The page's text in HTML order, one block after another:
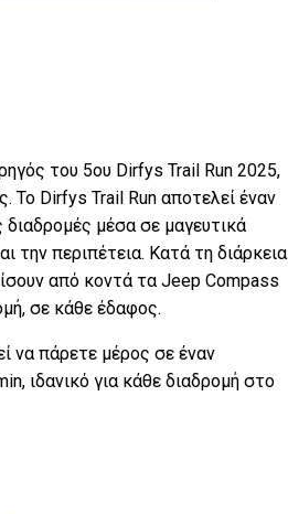
του 5ου Dirfys Trail Run 2025,
Το Dirfys Trail Run αποτελεί έναν
μέσα σε μαγευτικά
την περιπέτεια. Κατά τη διάρκεια
από κοντά τα Jeep Compass
σε κάθε έδαφος.
να πάρετε μέρος σε έναν
ιδανικό για κάθε διαδρομή στο